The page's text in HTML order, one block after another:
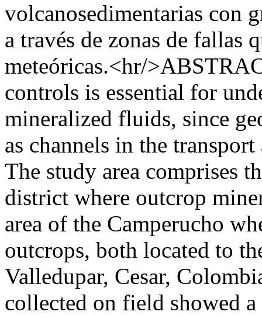
volcanosedimentarias con
a través de zonas de fallas
meteóricas.<hr/
controls is essential for
mineralized fluids, since
as channels in the
The study area comprises
district where outcrop
area of the Camperucho
outcrops, both located to
Valledupar, Cesar,
collected on field showed